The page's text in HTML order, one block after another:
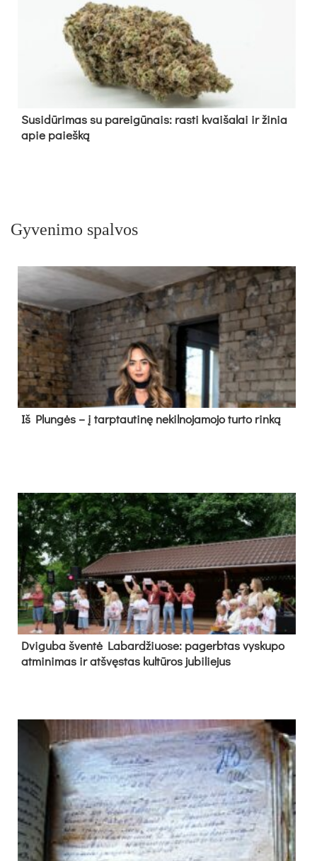
Su­si­dū­ri­mas su pa­rei­gū­nais: ras­ti kvai­ša­lai ir ži­nia
apie paieš­ką
Gyvenimo spalvos
Iš Plungės – į tarptautinę nekilnojamojo turto rinką
Dvi­gu­ba šven­tė La­bar­džiuo­se: pa­gerb­tas vys­ku­po
at­mi­ni­mas ir at­švęs­tas kul­tū­ros ju­bi­lie­jus